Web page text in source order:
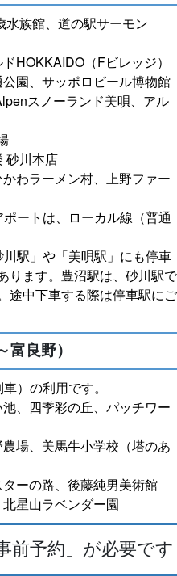
水族館、道の駅サーモン
HOKKAIDO（Fビレッジ）
公園、サッポロビール博物館
スノーランド美唄、アル
砂川本店
かわラーメン村、上野ファー
ートは、ローカル線（普通
駅」や「美唄駅」にも停車
ります。豊沼駅は、砂川駅で
途中下車する際は停車駅にご
良野）
）の利用です。
池、四季彩の丘、パッチワー
農場、美馬牛小学校（塔のあ
ターの路、後藤純男美術館
北星山ラベンダー園
前予約」が必要です